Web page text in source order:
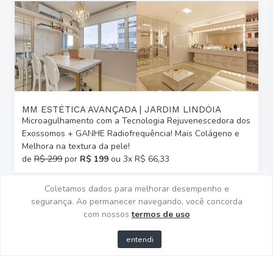
MM ESTÉTICA AVANÇADA | JARDIM LINDÓIA
Microagulhamento com a Tecnologia Rejuvenescedora dos
Exossomos + GANHE Radiofrequência! Mais Colágeno e
Melhora na textura da pele!
de R$ 299 por R$ 199 ou 3x R$ 66,33
Coletamos dados para melhorar desempenho e
segurança. Ao permanecer navegando, você concorda
com nossostermos de uso
entendi